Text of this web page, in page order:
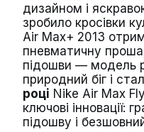
дизайном і
зробило кросівки
Air Max+ 2013
пневматичну
підошви — модель
природний біг і
році Nike Air Max
ключові інновації:
підошву і